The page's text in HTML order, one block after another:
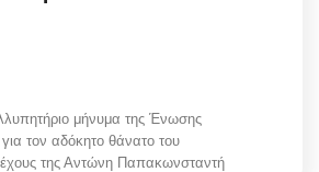
μήνυμα της Ένωσης
τον αδόκητο θάνατο του
της Αντώνη Παπακωνσταντή